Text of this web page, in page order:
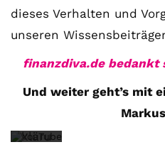
dieses Verhalten und
unseren
finanzdiva.de bedankt
Und weiter geht’s mit
en
Sie
Date
nsch
kläru